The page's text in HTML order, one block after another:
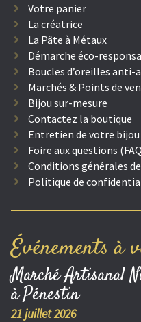
Votre panier
La créatrice
La Pâte à Métaux
Démarche éco-
Boucles d’oreilles anti-
Marchés & Points de
Bijou sur-mesure
Contactez la boutique
Entretien de votre bijou
Foire aux questions
Conditions générales
Politique de
Événements à
Marché Artisanal
à Pénestin
21 juillet 2026